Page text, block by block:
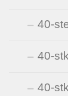
40-
40-
40-